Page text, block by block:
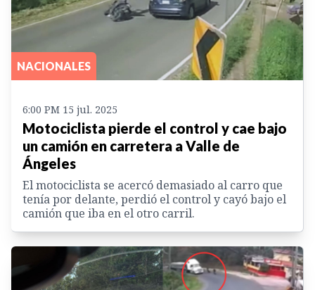
NACIONALES
6:00 PM 15 jul. 2025
Motociclista pierde el control y cae bajo
un camión en carretera a Valle de
Ángeles
El motociclista se acercó demasiado al carro que
tenía por delante, perdió el control y cayó bajo el
camión que iba en el otro carril.